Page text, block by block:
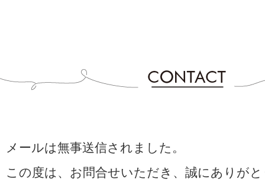
メールは無事送信されました。
この度は、お問合せいただき、誠にありが